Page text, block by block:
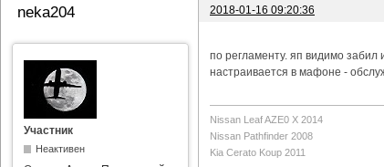
neka204 2018-01-16 09:20:36
Участник
Неактивен
по регламенту. яп видимо забил
настраивается в мафоне -
Nissan Leaf AZE0 X 2014
Nissan Pathfinder 2008
Kia Cerato Koup 2011